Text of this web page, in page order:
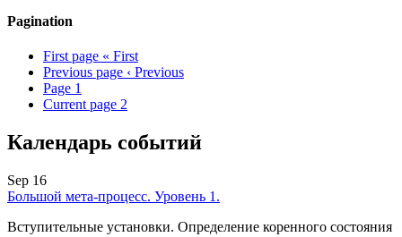
Pagination
First page « First
Previous page ‹ Previous
Page 1
Current page 2
Календарь событий
Sep 16
Большой мета-процесс. Уровень 1.
Вступительные установки. Определение коренного состояния